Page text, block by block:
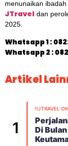
menunaikan
JTravel dan
2025.
Whatsapp 1 :
Whatsapp 2 :
Artikel
!!JTRAVEL
Di